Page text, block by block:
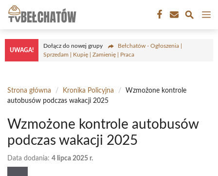
Przejdź
treści
UWAGA!
Dołącz do nowej grupy
Bełchatów - Ogłoszenia |
Sprzedam | Kupię | Zamienię | Praca
Strona główna / Kronika Policyjna /
Wzmożone kontrole
autobusów podczas wakacji 2025
Wzmożone kontrole autobusów
podczas wakacji 2025
Data dodania: 4 lipca 2025 r.